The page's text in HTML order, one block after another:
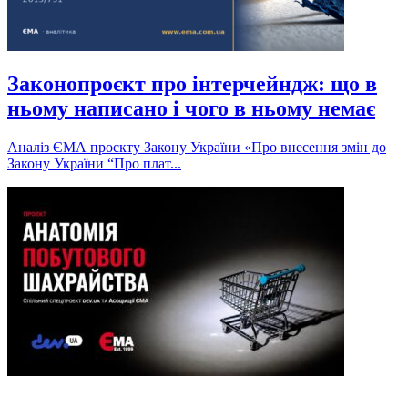
Законопроєкт про інтерчейндж: що в
ньому написано і чого в ньому немає
Аналіз ЄМА проєкту Закону України «Про внесення змін до
Закону України “Про плат...